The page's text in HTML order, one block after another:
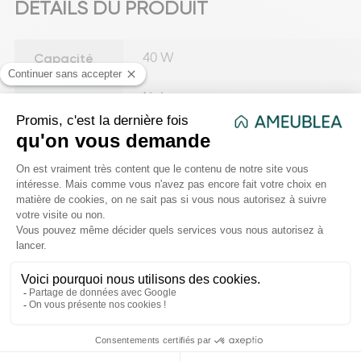
DÉTAILS DU PRODUIT
Capacité 40 W
Couleur
Longueur
95 cm
Dimensions
de l'article
L. 69,5 x P. 17,5 x H. 68,5 cm
Temps de
fixation (en